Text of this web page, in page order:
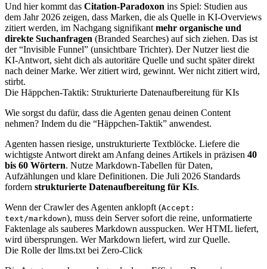
Und hier kommt das Citation-Paradoxon ins Spiel: Studien aus
dem Jahr 2026 zeigen, dass Marken, die als Quelle in KI-Overviews
zitiert werden, im Nachgang signifikant mehr organische und
direkte Suchanfragen (Branded Searches) auf sich ziehen. Das ist
der “Invisible Funnel” (unsichtbare Trichter). Der Nutzer liest die
KI-Antwort, sieht dich als autoritäre Quelle und sucht später direkt
nach deiner Marke. Wer zitiert wird, gewinnt. Wer nicht zitiert wird,
stirbt.
Die Häppchen-Taktik: Strukturierte Datenaufbereitung für KIs
Wie sorgst du dafür, dass die Agenten genau deinen Content
nehmen? Indem du die “Häppchen-Taktik” anwendest.
Agenten hassen riesige, unstrukturierte Textblöcke. Liefere die
wichtigste Antwort direkt am Anfang deines Artikels in präzisen 40
bis 60 Wörtern. Nutze Markdown-Tabellen für Daten,
Aufzählungen und klare Definitionen. Die Juli 2026 Standards
fordern strukturierte Datenaufbereitung für KIs.
Wenn der Crawler des Agenten anklopft (Accept:
text/markdown), muss dein Server sofort die reine, unformatierte
Faktenlage als sauberes Markdown ausspucken. Wer HTML liefert,
wird übersprungen. Wer Markdown liefert, wird zur Quelle.
Die Rolle der llms.txt bei Zero-Click